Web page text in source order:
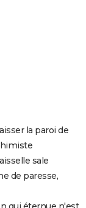
la paroi de
sale
de paresse,